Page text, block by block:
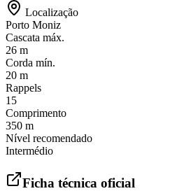
Localização
Porto Moniz
Cascata máx.
26 m
Corda mín.
20 m
Rappels
15
Comprimento
350 m
Nível recomendado
Intermédio
Ficha técnica oficial